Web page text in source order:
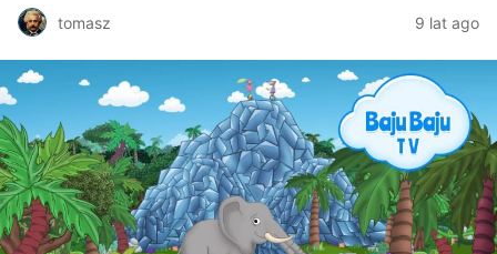
tomasz 9 lat ago